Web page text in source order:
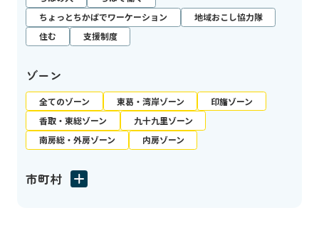
ちょっとちかばでワーケーション
地域おこし協力隊
住む
支援制度
ゾーン
全てのゾーン 東葛・湾岸ゾーン
印旛ゾーン
香取・東総ゾーン
九十九里ゾーン
南房総・外房ゾーン
内房ゾーン
市町村